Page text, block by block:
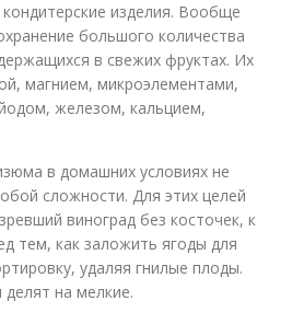
изделия. Вообще
большого количества
в свежих фруктах. Их
магнием, микроэлементами,
железом, кальцием,
в домашних условиях не
сложности. Для этих целей
виноград без косточек, к
тем, как заложить ягоды для
удаляя гнилые плоды.
на мелкие.